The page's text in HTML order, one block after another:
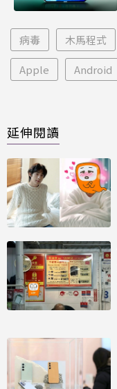
病毒 木馬程式
Apple Android
延伸閱讀